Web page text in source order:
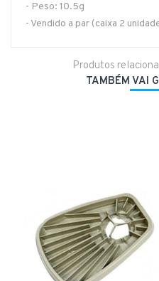
- Peso: 10.5g
- Vendido a par (caixa 2
Produtos
TAMBÉM VAI